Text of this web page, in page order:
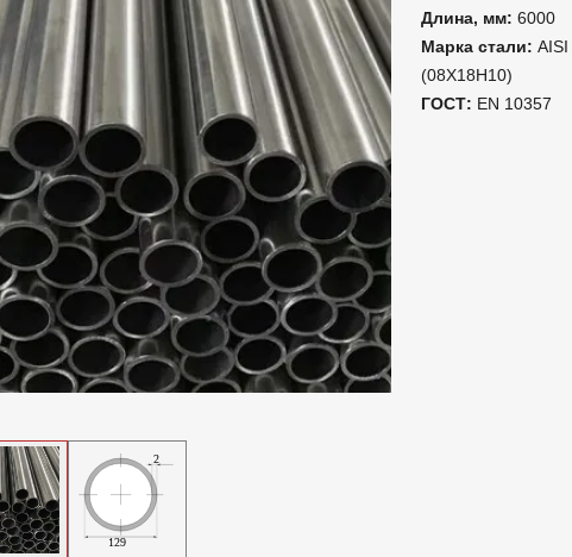
Длина, мм: 6000
Марка стали:
(08Х18Н10)
ГОСТ: EN 10357